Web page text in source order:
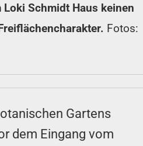
Schmidt Haus keinen
Fotos:
Gartens
dem Eingang vom